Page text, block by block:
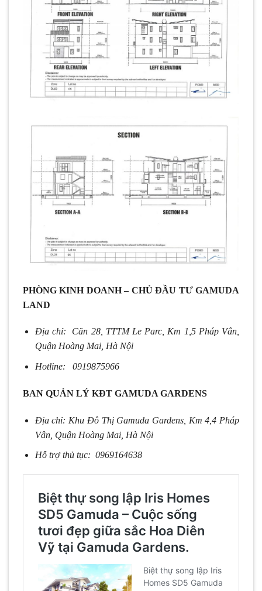
PHÒNG KINH DOANH – CHỦ ĐẦU TƯ GAMUDA
LAND
Địa chỉ: Căn 28, TTTM Le Parc, Km 1,5 Pháp Vân,
Quận Hoàng Mai, Hà Nội
Hotline: 0919875966
BAN QUẢN LÝ KĐT GAMUDA GARDENS
Địa chỉ: Khu Đô Thị Gamuda Gardens, Km 4,4 Pháp
Vân, Quận Hoàng Mai, Hà Nội
Hỗ trợ thủ tục: 0969164638